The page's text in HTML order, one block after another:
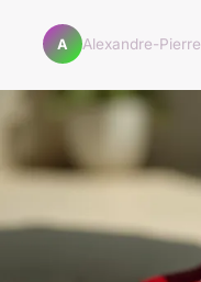
A Alexandre-Pierre